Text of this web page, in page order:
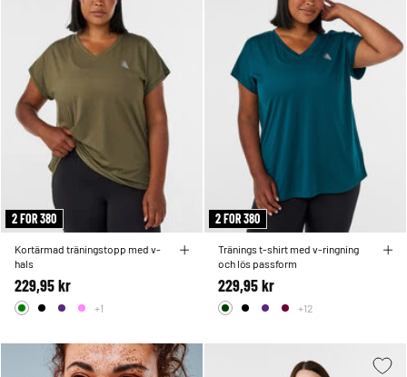
2 FOR 380
Kortärmad träningstopp med v-
hals
229,95 kr
+1
2 FOR 380
Tränings t-shirt med v-ringning
och lös passform
229,95 kr
+12